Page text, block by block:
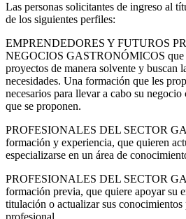
Las personas solicitantes de ingreso al
de los siguientes perfiles:
EMPRENDEDORES Y FUTUROS
NEGOCIOS GASTRONÓMICOS que
proyectos de manera solvente y buscan
necesidades. Una formación que les
necesarios para llevar a cabo su
que se proponen.
PROFESIONALES DEL SECTOR
formación y experiencia, que quieren
especializarse en un área de
PROFESIONALES DEL SECTOR
formación previa, que quiere apoyar su
titulación o actualizar sus